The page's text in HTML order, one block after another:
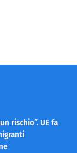
rischio”. UE fa